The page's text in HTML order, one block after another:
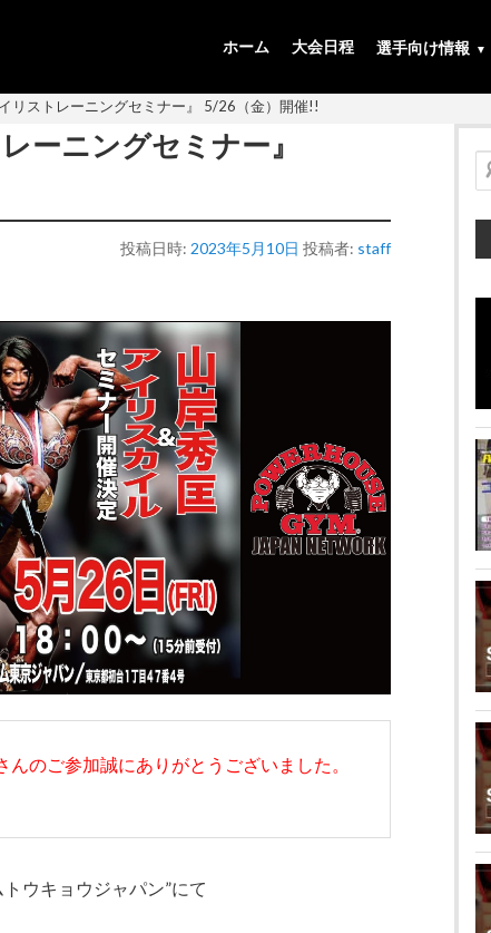
ホーム 大会日程 選手向け情報
イリストレーニングセミナー』 5/26（金）開催!!
ーニングセミナー』
投稿日時: 2023年5月10日 投稿者: staff
のご参加誠にありがとうございました。
ウキョウジャパン”にて
検
索